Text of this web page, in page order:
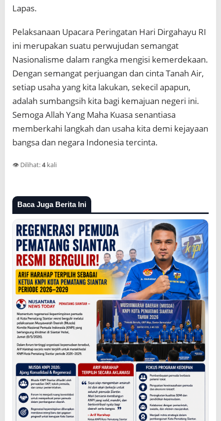
Lapas.
Pelaksanaan Upacara Peringatan Hari Dirgahayu RI
ini merupakan suatu perwujudan semangat
Nasionalisme dalam rangka mengisi kemerdekaan.
Dengan semangat perjuangan dan cinta Tanah Air,
setiap usaha yang kita lakukan, sekecil apapun,
adalah sumbangsih kita bagi kemajuan negeri ini.
Semoga Allah Yang Maha Kuasa senantiasa
memberkahi langkah dan usaha kita demi kejayaan
bangsa dan negara Indonesia tercinta.
👁️ Dilihat:4kali
Baca Juga Berita Ini